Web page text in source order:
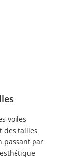
voiles
des tailles
passant par